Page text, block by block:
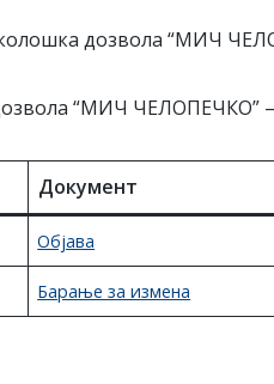
дозвола “МИЧ
“МИЧ ЧЕЛОПЕЧКО”
Документ
Објава
Барање за измена